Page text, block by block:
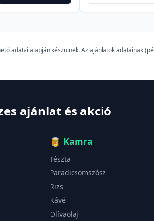
adatai alapján készülnek. Az ajánlatok adatainak
ajánlat és akció
🥫 Kamra
Tészta
Paradicsomszósz
Rizs
Kávé
Olívaolaj